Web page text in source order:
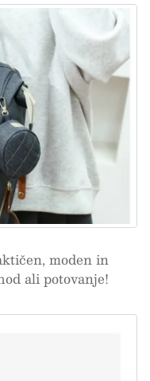
moden in
ali potovanje!